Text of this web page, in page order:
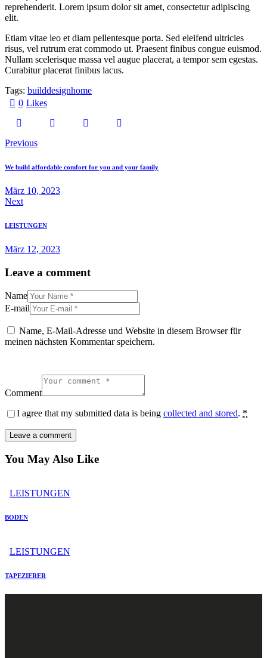
reprehenderit. Lorem ipsum dolor sit amet, consectetur adipiscing
elit.
Etiam vitae leo et diam pellentesque porta. Sed eleifend ultricies
risus, vel rutrum erat commodo ut. Praesent finibus congue euismod.
Nullam scelerisque massa vel augue placerat, a tempor sem egestas.
Curabitur placerat finibus lacus.
Tags: builddesignhome
0 Likes
Previous
We build affordable comfort for you and your family
März 10, 2023
Next
LEISTUNGEN
März 12, 2023
Leave a comment
Name
E-mail
Name, E-Mail-Adresse und Website in diesem Browser für
meinen nächsten Kommentar speichern.
Comment
I agree that my submitted data is being collected and stored. *
You May Also Like
LEISTUNGEN
BODEN
LEISTUNGEN
TAPEZIERER